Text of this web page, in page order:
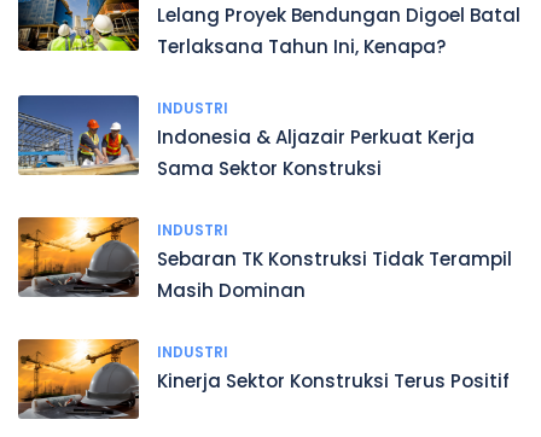
Lelang Proyek Bendungan Digoel Batal
Terlaksana Tahun Ini, Kenapa?
INDUSTRI
Indonesia & Aljazair Perkuat Kerja
Sama Sektor Konstruksi
INDUSTRI
Sebaran TK Konstruksi Tidak Terampil
Masih Dominan
INDUSTRI
Kinerja Sektor Konstruksi Terus Positif